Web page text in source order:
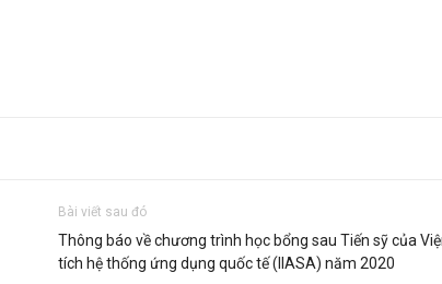
Bài viết sau đó
Thông báo về chương trình học bổng sau Tiến sỹ của
tích hệ thống ứng dụng quốc tế (IIASA) năm 2020